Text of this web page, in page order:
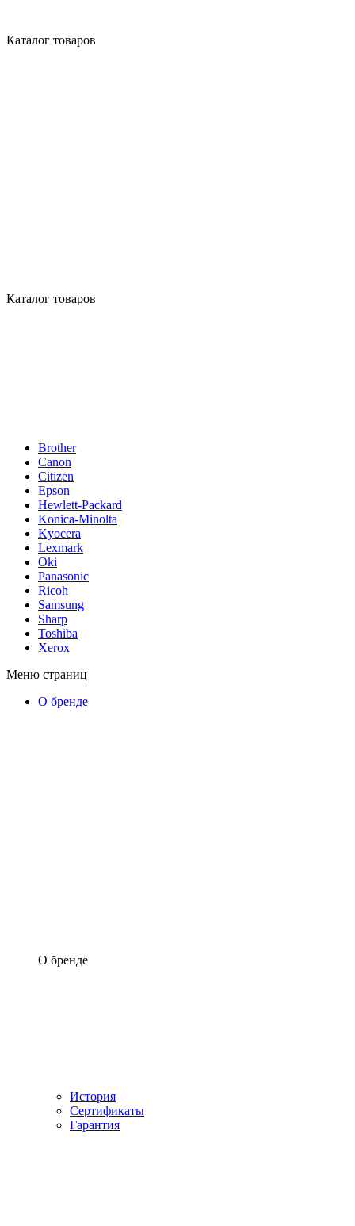
Каталог товаров
Каталог товаров
Brother
Canon
Citizen
Epson
Hewlett-Packard
Konica-Minolta
Kyocera
Lexmark
Oki
Panasonic
Ricoh
Samsung
Sharp
Toshiba
Xerox
Меню страниц
О бренде
О бренде
История
Сертификаты
Гарантия